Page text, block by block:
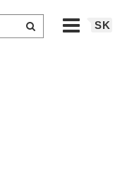
SK